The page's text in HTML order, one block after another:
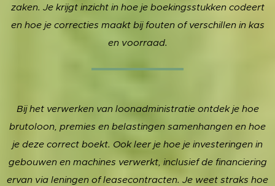
zaken. Je krijgt inzicht in hoe je boekingsstukken codeert
en hoe je correcties maakt bij fouten of verschillen in kas
en voorraad.
Bij het verwerken van loonadministratie ontdek je hoe
brutoloon, premies en belastingen samenhangen en hoe
je deze correct boekt. Ook leer je hoe je investeringen in
gebouwen en machines verwerkt, inclusief de financiering
ervan via leningen of leasecontracten. Je weet straks hoe